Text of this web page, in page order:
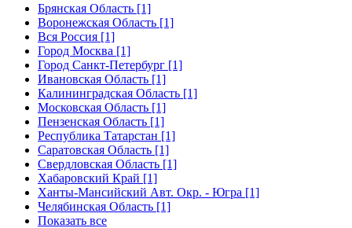
Брянская Область [1]
Воронежская Область [1]
Вся Россия [1]
Город Москва [1]
Город Санкт-Петербург [1]
Ивановская Область [1]
Калининградская Область [1]
Московская Область [1]
Пензенская Область [1]
Республика Татарстан [1]
Саратовская Область [1]
Свердловская Область [1]
Хабаровский Край [1]
Ханты-Мансийский Авт. Окр. - Югра [1]
Челябинская Область [1]
Показать все